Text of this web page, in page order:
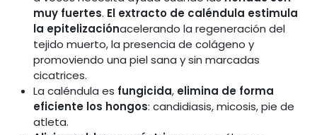
muy fuertes. El extracto de caléndula estimula
la epitelizaciónacelerando la regeneración del
tejido muerto, la presencia de colágeno y
promoviendo una piel sana y sin marcadas
cicatrices.
La caléndula es fungicida, elimina de forma
eficiente los hongos: candidiasis, micosis, pie de
atleta.